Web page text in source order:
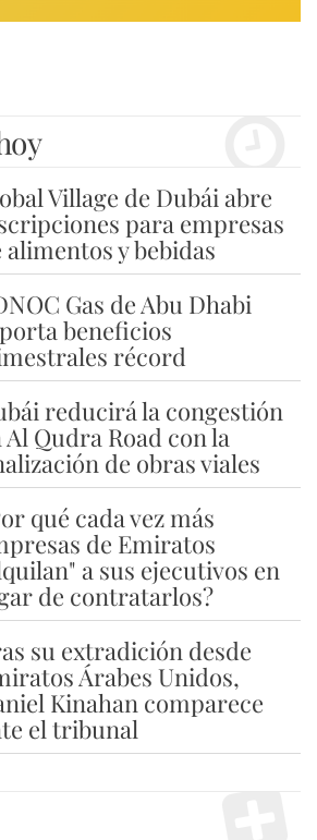
Village de Dubái abre
para empresas
alimentos y bebidas
Gas de Abu Dhabi
beneficios
récord
reducirá la congestión
Al Qudra Road con la
de obras viales
qué cada vez más
de Emiratos
a sus ejecutivos en
de contratarlos?
su extradición desde
Árabes Unidos,
Kinahan comparece
el tribunal